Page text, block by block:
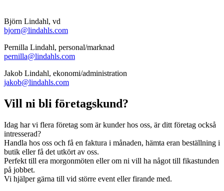
Björn Lindahl, vd
bjorn@lindahls.com
Pernilla Lindahl, personal/marknad
pernilla@lindahls.com
Jakob Lindahl, ekonomi/administration
jakob@lindahls.com
Vill ni bli företagskund?
Idag har vi flera företag som är kunder hos oss, är ditt företag också
intresserad?
Handla hos oss och få en faktura i månaden, hämta eran beställning i
butik eller få det utkört av oss.
Perfekt till era morgonmöten eller om ni vill ha något till fikastunden
på jobbet.
Vi hjälper gärna till vid större event eller firande med.